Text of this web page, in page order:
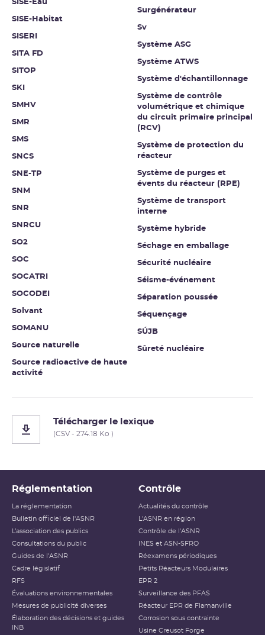
SISE-Eau
SISE-Habitat
SISERI
SITA FD
SITOP
SKI
SMHV
SMR
SMS
SNCS
SNE-TP
SNM
SNR
SNRCU
SO2
SOC
SOCATRI
SOCODEI
Solvant
SOMANU
Source naturelle
Source radioactive de haute
activité
Surgénérateur
Sv
Système ASG
Système ATWS
Système d'échantillonnage
Système de contrôle
volumétrique et chimique
du circuit primaire principal
(RCV)
Système de protection du
réacteur
Système de purges et
évents du réacteur (RPE)
Système de transport
interne
Système hybride
Séchage en emballage
Sécurité nucléaire
Séisme-événement
Séparation poussée
Séquençage
SÚJB
Sûreté nucléaire
Télécharger le lexique
(CSV - 274.18 Ko )
Réglementation
La réglementation
Bulletin officiel de l'ASNR
L’association des publics
Consultations du public
Guides de l'ASNR
Cadre législatif
RFS
Évaluations environnementales
Mesures de publicité diverses
Élaboration des décisions et guides
INB
Contrôle
Actualités du contrôle
L'ASNR en région
Contrôle de l'ASNR
INES et ASN-SFRO
Réexamens périodiques
Petits Réacteurs Modulaires
EPR 2
Surveillance des PFAS
Réacteur EPR de Flamanville
Corrosion sous contrainte
Usine Creusot Forge